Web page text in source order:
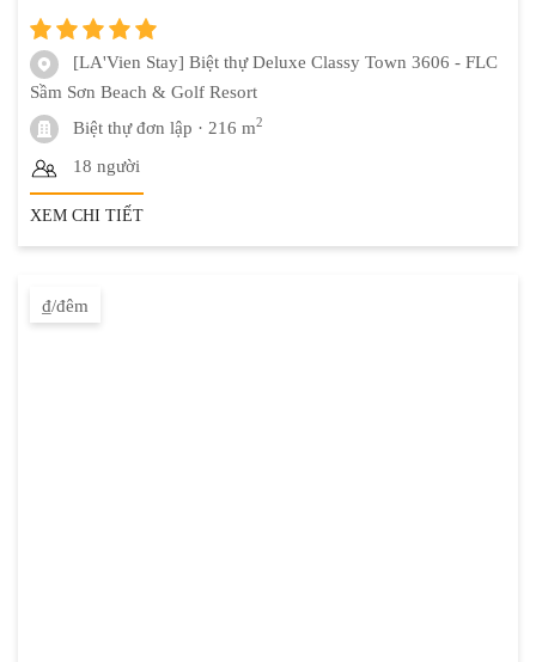
[LA'Vien Stay] Biệt thự Deluxe Classy Town 3606 - FLC
Sầm Sơn Beach & Golf Resort
Biệt thự đơn lập · 216 m2
18 người
XEM CHI TIẾT
₫/đêm